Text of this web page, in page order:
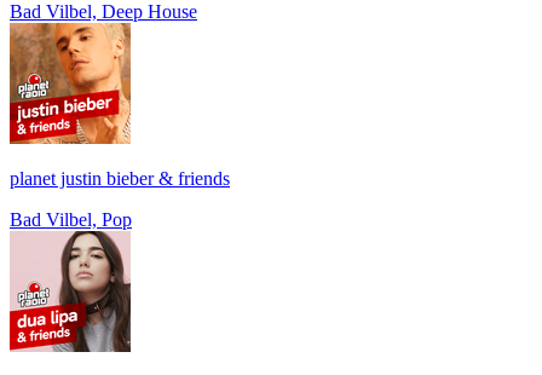
Bad Vilbel, Deep House
planet justin bieber & friends
Bad Vilbel, Pop